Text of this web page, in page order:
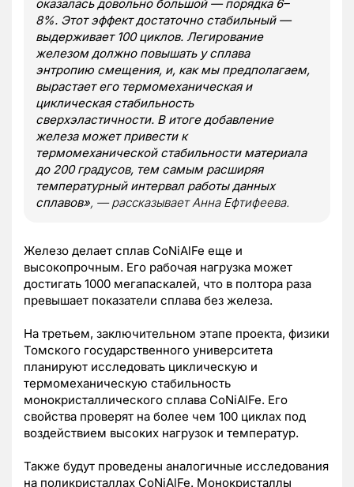
оказалась довольно большой — порядка 6–
8%. Этот эффект достаточно стабильный —
выдерживает 100 циклов. Легирование
железом должно повышать у сплава
энтропию смещения, и, как мы предполагаем,
вырастает его термомеханическая и
циклическая стабильность
сверхэластичности. В итоге добавление
железа может привести к
термомеханической стабильности материала
до 200 градусов, тем самым расширяя
температурный интервал работы данных
сплавов», — рассказывает Анна Ефтифеева.
Железо делает сплав CoNiAlFe еще и
высокопрочным. Его рабочая нагрузка может
достигать 1000 мегапаскалей, что в полтора раза
превышает показатели сплава без железа.
На третьем, заключительном этапе проекта, физики
Томского государственного университета
планируют исследовать циклическую и
термомеханическую стабильность
монокристаллического сплава CoNiAlFe. Его
свойства проверят на более чем 100 циклах под
воздействием высоких нагрузок и температур.
Также будут проведены аналогичные исследования
на поликристаллах CoNiAlFe. Монокристаллы